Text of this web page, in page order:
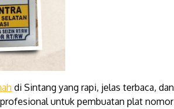
di Sintang yang rapi, jelas terbaca,
untuk pembuatan plat